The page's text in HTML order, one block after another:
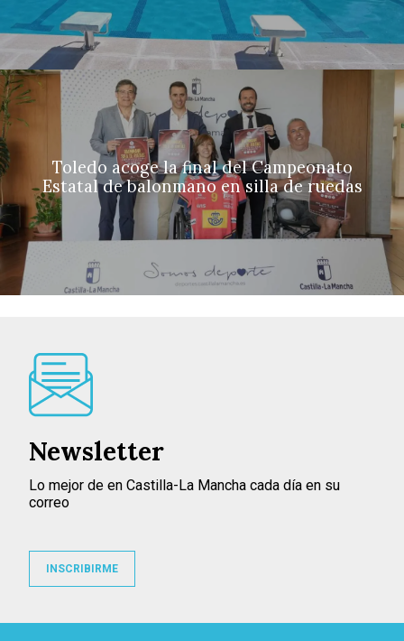
Toledo acoge la final del Campeonato
Estatal de balonmano en silla de ruedas
Newsletter
Lo mejor de en Castilla-La Mancha cada día en su
correo
INSCRIBIRME